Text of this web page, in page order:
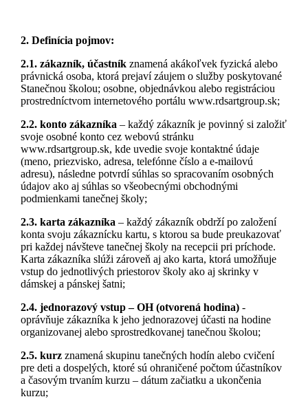
2. Definícia pojmov:
2.1. zákazník, účastník znamená akákoľvek fyzická alebo
právnická osoba, ktorá prejaví záujem o služby poskytované
Stanečnou školou; osobne, objednávkou alebo registráciou
prostredníctvom internetového portálu www.rdsartgroup.sk;
2.2. konto zákazníka – každý zákazník je povinný si založiť
svoje osobné konto cez webovú stránku
www.rdsartgroup.sk, kde uvedie svoje kontaktné údaje
(meno, priezvisko, adresa, telefónne číslo a e-mailovú
adresu), následne potvrdí súhlas so spracovaním osobných
údajov ako aj súhlas so všeobecnými obchodnými
podmienkami tanečnej školy;
2.3. karta zákazníka – každý zákazník obdrží po založení
konta svoju zákaznícku kartu, s ktorou sa bude preukazovať
pri každej návšteve tanečnej školy na recepcii pri príchode.
Karta zákazníka slúži zároveň aj ako karta, ktorá umožňuje
vstup do jednotlivých priestorov školy ako aj skrinky v
dámskej a pánskej šatni;
2.4. jednorazový vstup – OH (otvorená hodina) -
oprávňuje zákazníka k jeho jednorazovej účasti na hodine
organizovanej alebo sprostredkovanej tanečnou školou;
2.5. kurz znamená skupinu tanečných hodín alebo cvičení
pre deti a dospelých, ktoré sú ohraničené počtom účastníkov
a časovým trvaním kurzu – dátum začiatku a ukončenia
kurzu;